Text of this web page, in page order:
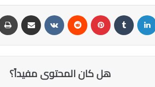
هل كان المحتوى مفيداً؟